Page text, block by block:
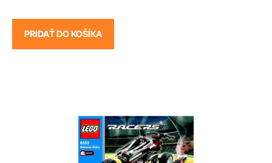
PRIDAŤ DO KOŠÍKA